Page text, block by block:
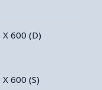
600 (D)
600 (S)